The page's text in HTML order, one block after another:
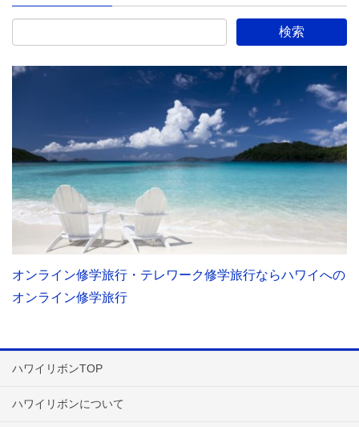
オンライン修学旅行・テレワーク修学旅行ならハワイへの
オンライン修学旅行
ハワイリボンTOP
ハワイリボンについて